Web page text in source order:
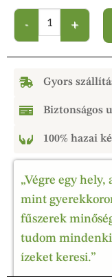
Gyors
Biztonságos
100% hazai
„Végre egy
mint
fűszerek
tudom
ízeket keresi.”